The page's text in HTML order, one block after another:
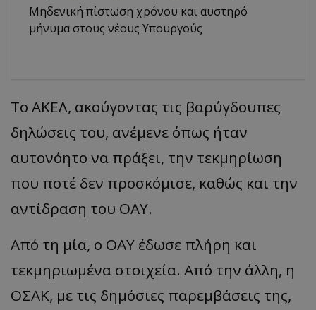
Μηδενική πίστωση χρόνου και αυστηρό
μήνυμα στους νέους Υπουργούς
Το ΑΚΕΛ, ακούγοντας τις βαρύγδουπες
δηλώσεις του, ανέμενε όπως ήταν
αυτονόητο να πράξει, την τεκμηρίωση
που ποτέ δεν προσκόμισε, καθώς και την
αντίδραση του ΟΑΥ.
Από τη μία, ο ΟΑΥ έδωσε πλήρη και
τεκμηριωμένα στοιχεία. Από την άλλη, η
ΟΣΑΚ, με τις δημόσιες παρεμβάσεις της,